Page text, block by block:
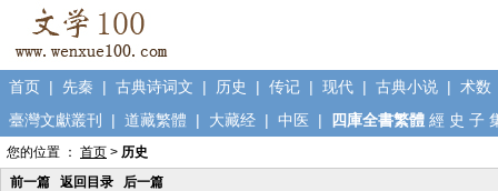
首页 | 先秦 | 古典诗词文 | 历史 | 传记 | 现代 | 古典小说 | 术数
臺灣文獻叢刊
| 道藏繁體 | 大藏经 | 中医 | 四庫全書繁體 經 史 子
您的位置 ： 首页 > 历史
前一篇
返回目录 后一篇